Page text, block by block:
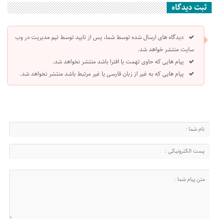
ثبت دیدگاه
دیدگاه های ارسال شده توسط شما، پس از تایید توسط تیم مدیریت در وب
سایت منتشر خواهد شد.
پیام هایی که حاوی تهمت یا افترا باشد منتشر نخواهد شد.
پیام هایی که به غیر از زبان فارسی یا غیر مرتبط باشد منتشر نخواهد شد.